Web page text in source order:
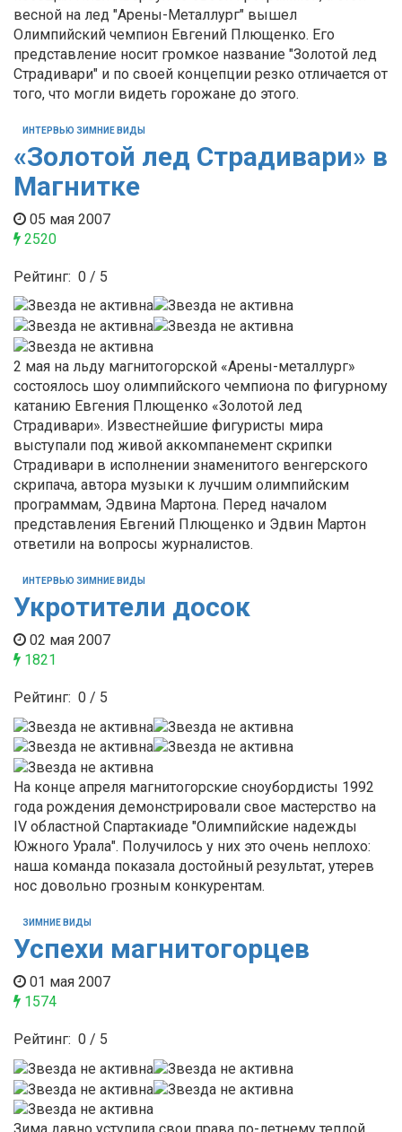
весной на лед "Арены-Металлург" вышел
Олимпийский чемпион Евгений Плющенко. Его
представление носит громкое название "Золотой лед
Страдивари" и по своей концепции резко отличается от
того, что могли видеть горожане до этого.
ИНТЕРВЬЮ ЗИМНИЕ ВИДЫ
«Золотой лед Страдивари» в
Магнитке
05 мая 2007
2520
Рейтинг: 0 / 5
2 мая на льду магнитогорской «Арены-металлург»
состоялось шоу олимпийского чемпиона по фигурному
катанию Евгения Плющенко «Золотой лед
Страдивари». Известнейшие фигуристы мира
выступали под живой аккомпанемент скрипки
Страдивари в исполнении знаменитого венгерского
скрипача, автора музыки к лучшим олимпийским
программам, Эдвина Мартона. Перед началом
представления Евгений Плющенко и Эдвин Мартон
ответили на вопросы журналистов.
ИНТЕРВЬЮ ЗИМНИЕ ВИДЫ
Укротители досок
02 мая 2007
1821
Рейтинг: 0 / 5
На конце апреля магнитогорские сноубордисты 1992
года рождения демонстрировали свое мастерство на
IV областной Спартакиаде "Олимпийские надежды
Южного Урала". Получилось у них это очень неплохо:
наша команда показала достойный результат, утерев
нос довольно грозным конкурентам.
ЗИМНИЕ ВИДЫ
Успехи магнитогорцев
01 мая 2007
1574
Рейтинг: 0 / 5